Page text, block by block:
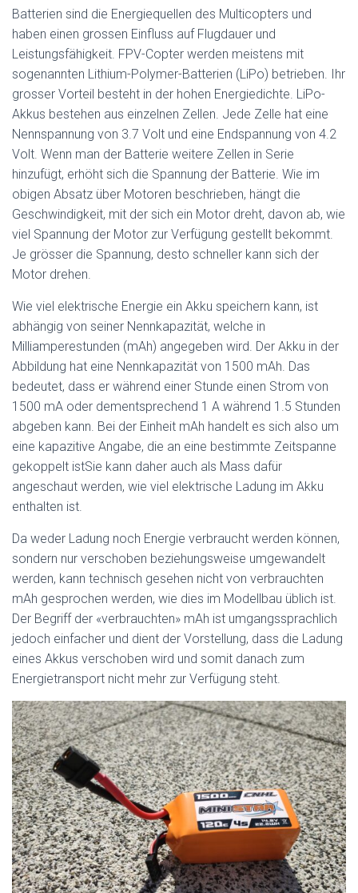
Batterien sind die Energiequellen des Multicopters und
haben einen grossen Einfluss auf Flugdauer und
Leistungsfähigkeit. FPV-Copter werden meistens mit
sogenannten Lithium-Polymer-Batterien (LiPo) betrieben. Ihr
grosser Vorteil besteht in der hohen Energiedichte. LiPo-
Akkus bestehen aus einzelnen Zellen. Jede Zelle hat eine
Nennspannung von 3.7 Volt und eine Endspannung von 4.2
Volt. Wenn man der Batterie weitere Zellen in Serie
hinzufügt, erhöht sich die Spannung der Batterie. Wie im
obigen Absatz über Motoren beschrieben, hängt die
Geschwindigkeit, mit der sich ein Motor dreht, davon ab, wie
viel Spannung der Motor zur Verfügung gestellt bekommt.
Je grösser die Spannung, desto schneller kann sich der
Motor drehen.
Wie viel elektrische Energie ein Akku speichern kann, ist
abhängig von seiner Nennkapazität, welche in
Milliamperestunden (mAh) angegeben wird. Der Akku in der
Abbildung hat eine Nennkapazität von 1500 mAh. Das
bedeutet, dass er während einer Stunde einen Strom von
1500 mA oder dementsprechend 1 A während 1.5 Stunden
abgeben kann. Bei der Einheit mAh handelt es sich also um
eine kapazitive Angabe, die an eine bestimmte Zeitspanne
gekoppelt istSie kann daher auch als Mass dafür
angeschaut werden, wie viel elektrische Ladung im Akku
enthalten ist.
Da weder Ladung noch Energie verbraucht werden können,
sondern nur verschoben beziehungsweise umgewandelt
werden, kann technisch gesehen nicht von verbrauchten
mAh gesprochen werden, wie dies im Modellbau üblich ist.
Der Begriff der «verbrauchten» mAh ist umgangssprachlich
jedoch einfacher und dient der Vorstellung, dass die Ladung
eines Akkus verschoben wird und somit danach zum
Energietransport nicht mehr zur Verfügung steht.